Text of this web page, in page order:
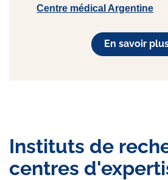
Centre médical Argentine
En savoir
Instituts de
centres